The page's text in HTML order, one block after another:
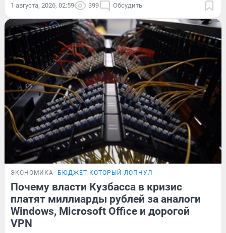
1 августа, 2026, 02:59 399 Обсудить
ЭКОНОМИКА БЮДЖЕТ КОТОРЫЙ ЛОПНУЛ
Почему власти Кузбасса в кризис
платят миллиарды рублей за аналоги
Windows, Microsoft Office и дорогой
VPN